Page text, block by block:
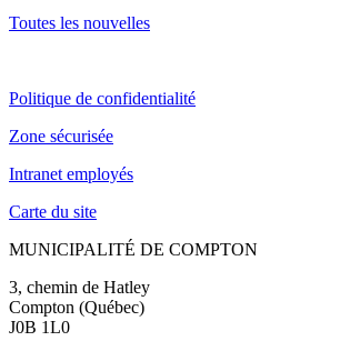
Toutes les nouvelles
Politique de confidentialité
Zone sécurisée
Intranet employés
Carte du site
MUNICIPALITÉ DE COMPTON
3, chemin de Hatley
Compton (Québec)
J0B 1L0